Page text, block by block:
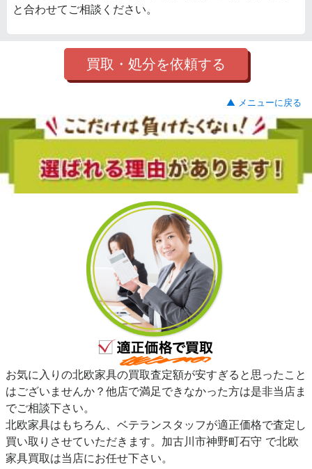
と合わせてご相談ください。
買取・処分を依頼する
▲ メニューに戻る
お気に入りの北欧家具の買取査定額が安すぎると思ったこと
はございませんか？他店で満足できなかった方は是非当店ま
でご相談下さい。
北欧家具はもちろん、ベテランスタッフが適正価格で査定し
買い取りさせていただきます。加古川市神野町石守 で北欧
家具買取は当店にお任せ下さい。